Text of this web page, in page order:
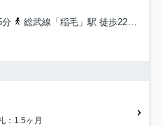
分
総武線「稲毛」駅 徒歩22分
：1.5ヶ月